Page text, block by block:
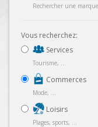
Rechercher une
Vous recherchez:
Services
Tourisme, ...
Commerces
Mode, ...
Loisirs
Plages, sports, ...